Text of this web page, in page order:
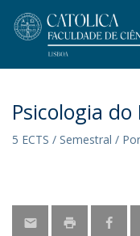
Psicologia
5 ECTS / Semestral /